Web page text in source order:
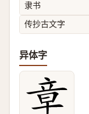
隶书
传抄古文字
异体字